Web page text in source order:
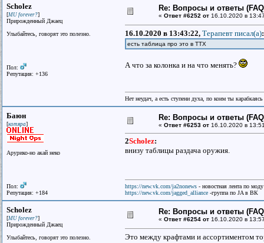
Scholez
[MU forever?]
Прирожденный Джаец
Улыбайтесь, говорят это полезно.
Пол:
Репутация: +136
Re: Вопросы и ответы
« Ответ #6252 от 16.10.2020 в
16.10.2020 в 13:43:22, Терапевт писал(a):
есть таблица про это в ТТХ
А что за колонка и на что менять?
Нет неудач, а есть ступени духа, по коим ты
Баюн
[котяра]
Арурико-но акай неко
Пол:
Репутация: +184
Re: Вопросы и ответы
« Ответ #6253 от 16.10.2020 в
2Scholez:
внизу таблицы раздача оружия.
https://new.vk.com/ja2nonews - новостная лента по
https://new.vk.com/jagged_alliance -группа по JA в ВК
Scholez
[MU forever?]
Прирожденный Джаец
Улыбайтесь, говорят это полезно.
Re: Вопросы и ответы
« Ответ #6254 от 16.10.2020 в
Это между крафтами и ассортиментом